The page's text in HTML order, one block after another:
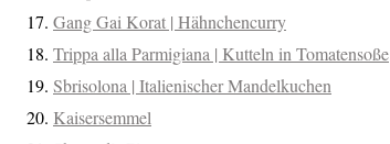
Gang Gai Korat | Hähnchencurry
Trippa alla Parmigiana | Kutteln in Tomatensoße
Sbrisolona | Italienischer Mandelkuchen
Kaisersemmel